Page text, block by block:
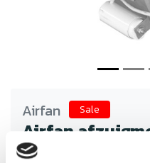
Airfan Sale
Airfan
Schrijf je eigen review